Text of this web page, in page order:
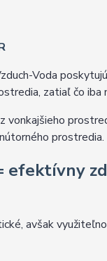
Voda
zatiaľ čo
vonkajšieho
prostredia.
efektívny
avšak